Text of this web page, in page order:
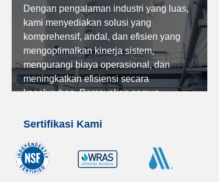
Dengan pengalaman industri yang luas,
kami menyediakan solusi yang
komprehensif, andal, dan efisien yang
mengoptimalkan kinerja sistem,
mengurangi biaya operasional, dan
meningkatkan efisiensi secara
keseluruhan. Percayakan semua
kepada Center Enamel.
Sertifikasi Kami